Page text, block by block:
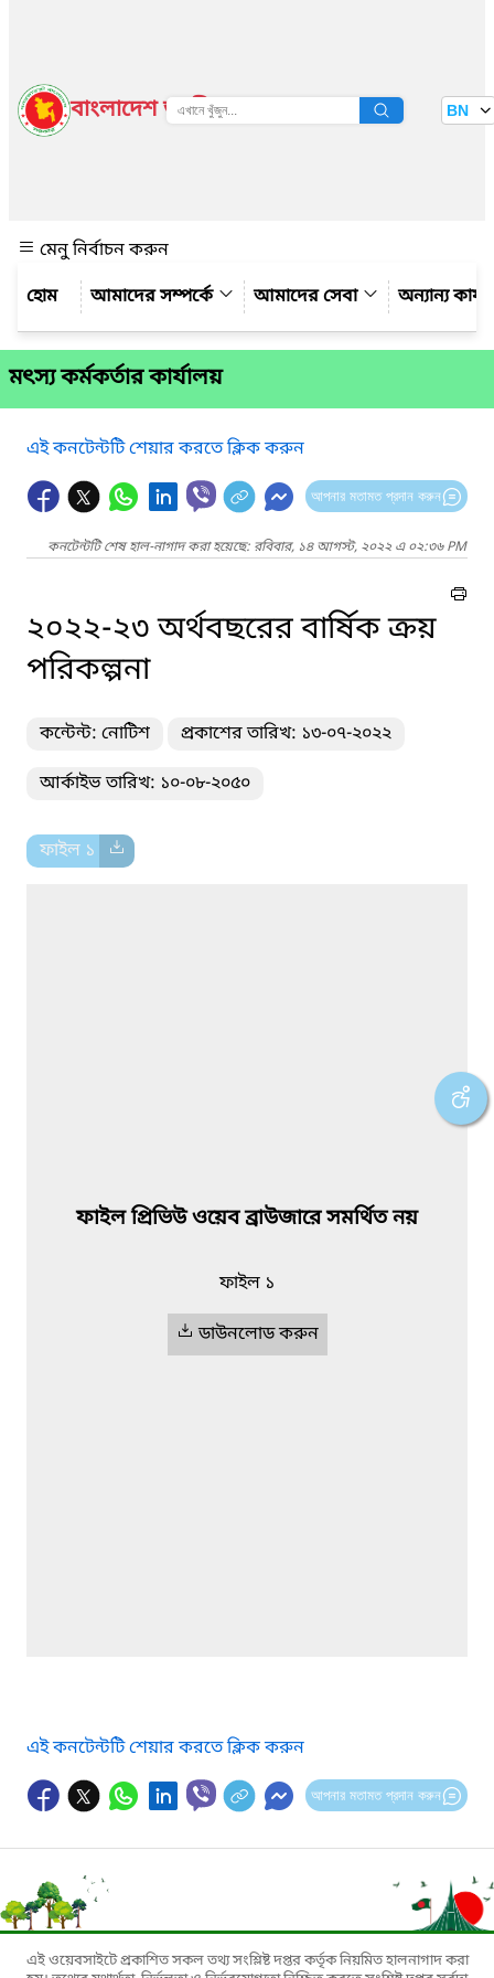
বাংলাদেশ জাতীয় তথ্য বাতায়ন BN
মেনু নির্বাচন করুন
আমাদের সম্পর্কে
আমাদের সেবা অন্যান্য
মৎস্য কর্মকর্তার কার্যালয়
এই কনটেন্টটি শেয়ার করতে ক্লিক করুন
আপনার মতামত প্রদান করুন
কনটেন্টটি শেষ হাল-নাগাদ করা হয়েছে: রবিবার, ১৪ আগস্ট, ২০২২ এ ০২:৩৬ PM
২০২২-২৩ অর্থবছরের বার্ষিক ক্রয়
পরিকল্পনা
কন্টেন্ট: নোটিশ প্রকাশের তারিখ: ১৩-০৭-২০২২
আর্কাইভ তারিখ: ১০-০৮-২০৫০
ফাইল ১
ফাইল প্রিভিউ ওয়েব ব্রাউজারে সমর্থিত নয়
ফাইল ১
ডাউনলোড করুন
এই কনটেন্টটি শেয়ার করতে ক্লিক করুন
আপনার মতামত প্রদান করুন
এই ওয়েবসাইটে প্রকাশিত সকল তথ্য সংশ্লিষ্ট দপ্তর কর্তৃক নিয়মিত হালনাগাদ করা